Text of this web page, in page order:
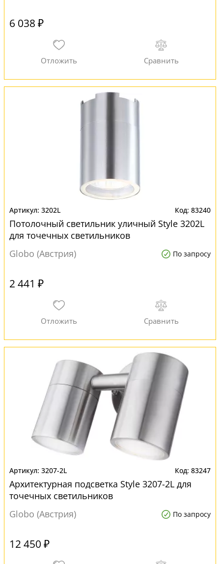
6 038 ₽
3202L 83240
Потолочный светильник уличный Style 3202L
для точечных светильников
Globo (Австрия)
По запросу
2 441 ₽
3207-2L 83247
Архитектурная подсветка Style 3207-2L для
точечных светильников
Globo (Австрия)
По запросу
12 450 ₽